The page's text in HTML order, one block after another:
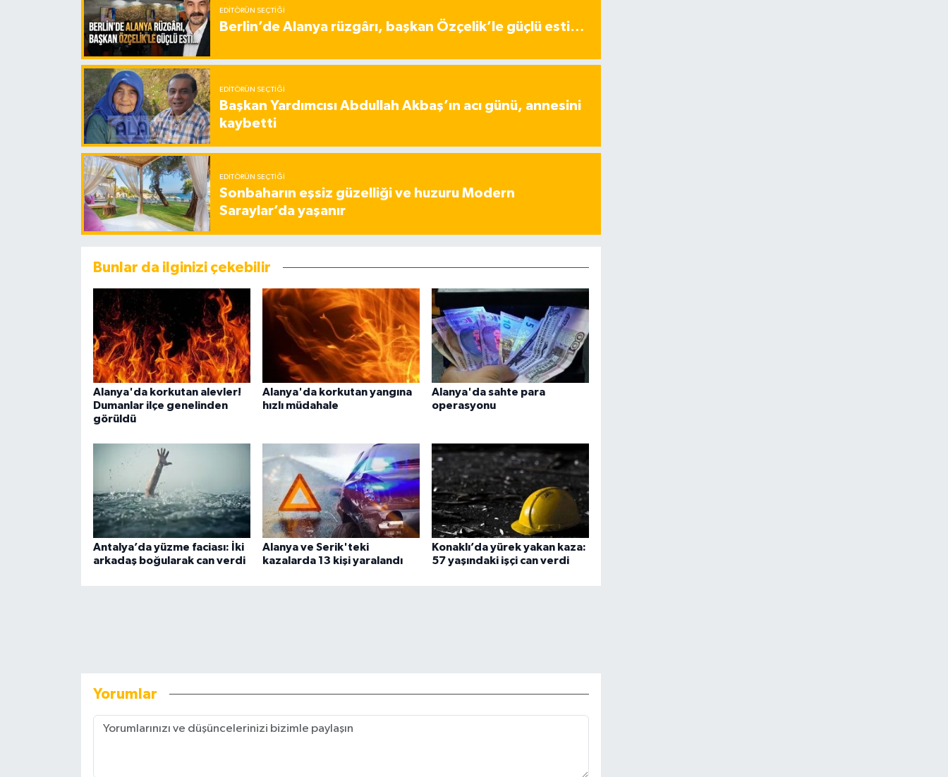
EDITÖRÜN SEÇTIĞI
Berlin’de Alanya rüzgârı, başkan Özçelik’le güçlü esti…
EDITÖRÜN SEÇTIĞI
Başkan Yardımcısı Abdullah Akbaş’ın acı günü, annesini
kaybetti
EDITÖRÜN SEÇTIĞI
Sonbaharın eşsiz güzelliği ve huzuru Modern
Saraylar’da yaşanır
Bunlar da ilginizi çekebilir
Alanya'da korkutan alevler!
Dumanlar ilçe genelinden
görüldü
Alanya'da korkutan yangına
hızlı müdahale
Alanya'da sahte para
operasyonu
Antalya’da yüzme faciası: İki
arkadaş boğularak can verdi
Alanya ve Serik'teki
kazalarda 13 kişi yaralandı
Konaklı’da yürek yakan kaza:
57 yaşındaki işçi can verdi
Yorumlar